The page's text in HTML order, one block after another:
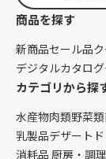
商品を探す
新商品セール品
デジタルカタロ
カテゴリから探
水産物肉類野菜類
乳製品デザート
消耗品 厨房・調